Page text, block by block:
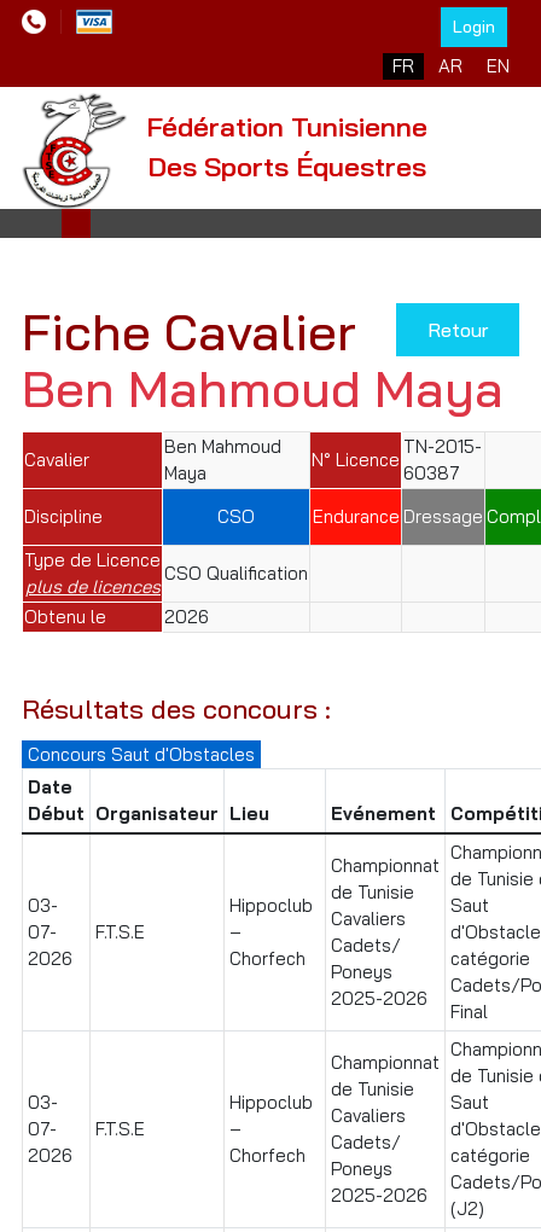
Login
Sélectionnez votre
FR AR EN
Fédération Tunisienne
Des Sports Équestres
Retour
Fiche Cavalier
Ben Mahmoud Maya
Cavalier
Ben Mahmoud
Maya
N° Licence
TN-2015-
60387
Discipline
CSO Endurance Dressage
Type de Licence
plus de licences
CSO Qualification
Obtenu le
2026
Résultats des concours :
Concours Saut d'Obstacles
Date
Début Organisateur Lieu Evénement
03-
07-
2026
F.T.S.E
Hippoclub
–
Chorfech
Championnat
de Tunisie
Cavaliers
Cadets/
Poneys
2025-2026
de Tunisie
Saut
catégorie
Cadets/
Final
03-
07-
2026
F.T.S.E
Hippoclub
–
Chorfech
Championnat
de Tunisie
Cavaliers
Cadets/
Poneys
2025-2026
de Tunisie
Saut
catégorie
Cadets/
(J2)